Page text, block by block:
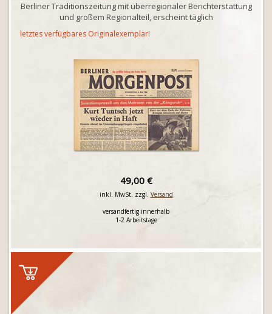
Berliner Traditionszeitung mit überregionaler Berichterstattung
und großem Regionalteil, erscheint täglich
letztes verfügbares Originalexemplar!
49,00 €
inkl. MwSt. zzgl. Versand
versandfertig innerhalb
1-2 Arbeitstage